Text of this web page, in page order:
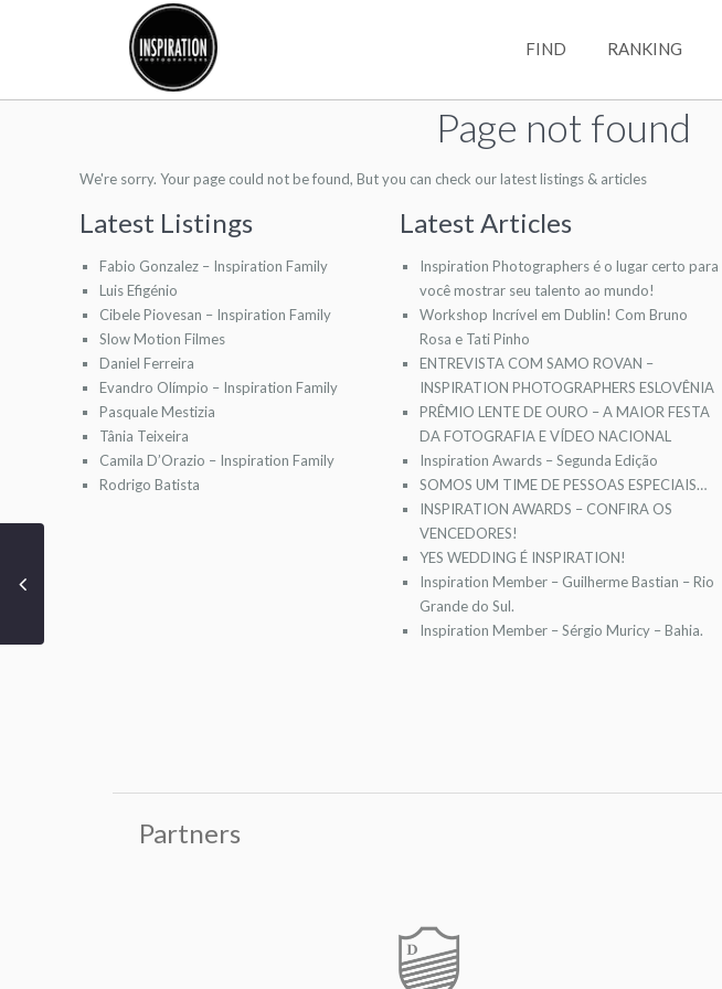
FIND RANKING
Page not found
We're sorry. Your page could not be found, But you can check our latest listings & articles
Latest Listings
Fabio Gonzalez – Inspiration Family
Luis Efigénio
Cibele Piovesan – Inspiration Family
Slow Motion Filmes
Daniel Ferreira
Evandro Olímpio – Inspiration Family
Pasquale Mestizia
Tânia Teixeira
Camila D’Orazio – Inspiration Family
Rodrigo Batista
Latest Articles
Inspiration Photographers é o lugar certo para
você mostrar seu talento ao mundo!
Workshop Incrível em Dublin! Com Bruno
Rosa e Tati Pinho
ENTREVISTA COM SAMO ROVAN –
INSPIRATION PHOTOGRAPHERS ESLOVÊNIA
PRÊMIO LENTE DE OURO – A MAIOR FESTA
DA FOTOGRAFIA E VÍDEO NACIONAL
Inspiration Awards – Segunda Edição
SOMOS UM TIME DE PESSOAS ESPECIAIS…
INSPIRATION AWARDS – CONFIRA OS
VENCEDORES!
YES WEDDING É INSPIRATION!
Inspiration Member – Guilherme Bastian – Rio
Grande do Sul.
Inspiration Member – Sérgio Muricy – Bahia.